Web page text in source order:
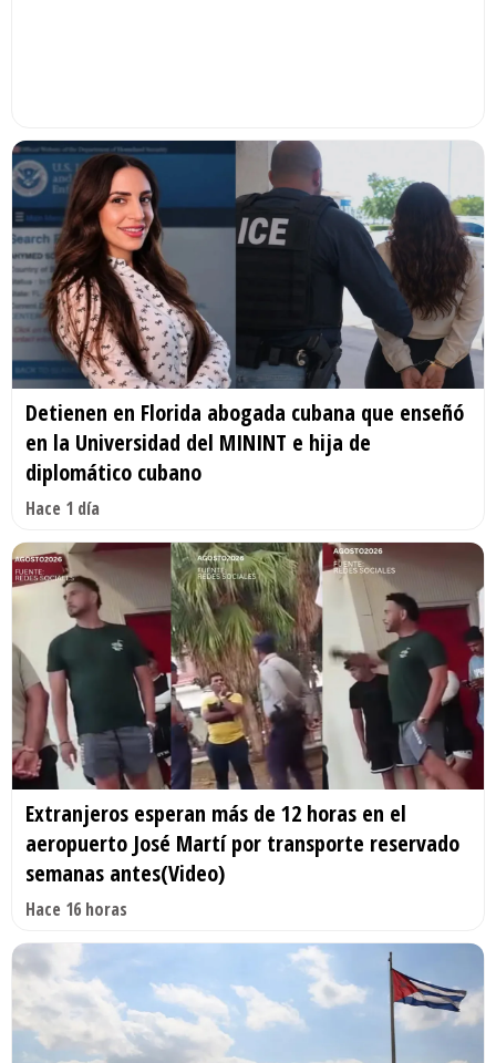
Detienen en Florida abogada cubana que enseñó
en la Universidad del MININT e hija de
diplomático cubano
Hace 1 día
Extranjeros esperan más de 12 horas en el
aeropuerto José Martí por transporte reservado
semanas antes(Video)
Hace 16 horas